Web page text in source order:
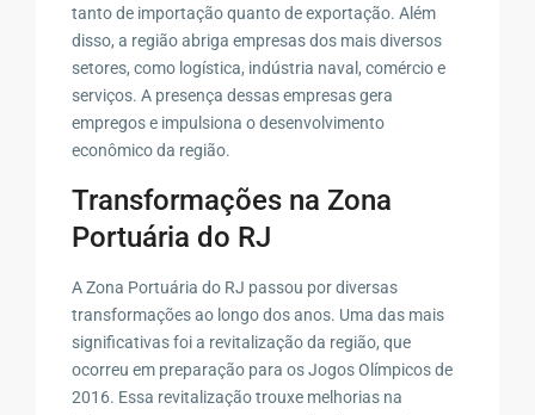
tanto de importação quanto de exportação. Além
disso, a região abriga empresas dos mais diversos
setores, como logística, indústria naval, comércio e
serviços. A presença dessas empresas gera
empregos e impulsiona o desenvolvimento
econômico da região.
Transformações na Zona
Portuária do RJ
A Zona Portuária do RJ passou por diversas
transformações ao longo dos anos. Uma das mais
significativas foi a revitalização da região, que
ocorreu em preparação para os Jogos Olímpicos de
2016. Essa revitalização trouxe melhorias na